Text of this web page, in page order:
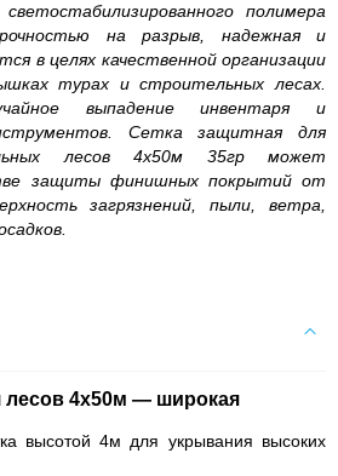
полимера
на разрыв, надежная и
в целях качественной организации
турах и строительных лесах.
выпадение инвентаря и
Сетка защитная для
лесов 4х50м 35гр может
защиты финишных покрытий от
загрязнений, пыли, ветра,
лесов 4х50м — широкая
высотой 4м для укрывания высоких